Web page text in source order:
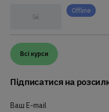
Offline
Всі курси
Підписатися на
Ваш E-mail